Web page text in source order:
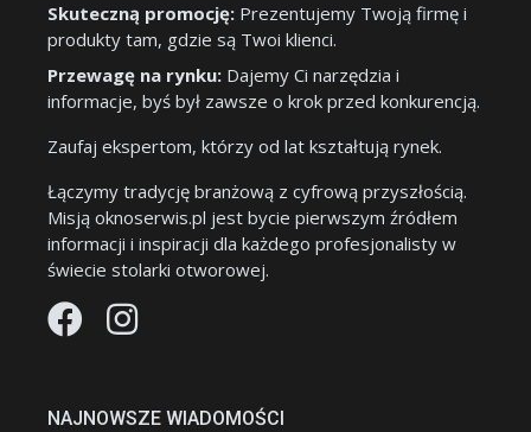
Skuteczną promocję: Prezentujemy Twoją firmę i
produkty tam, gdzie są Twoi klienci.
Przewagę na rynku: Dajemy Ci narzędzia i
informacje, byś był zawsze o krok przed konkurencją.
Zaufaj ekspertom, którzy od lat kształtują rynek.
Łączymy tradycję branżową z cyfrową przyszłością.
Misją oknoserwis.pl jest bycie pierwszym źródłem
informacji i inspiracji dla każdego profesjonalisty w
świecie stolarki otworowej.
NAJNOWSZE WIADOMOŚCI